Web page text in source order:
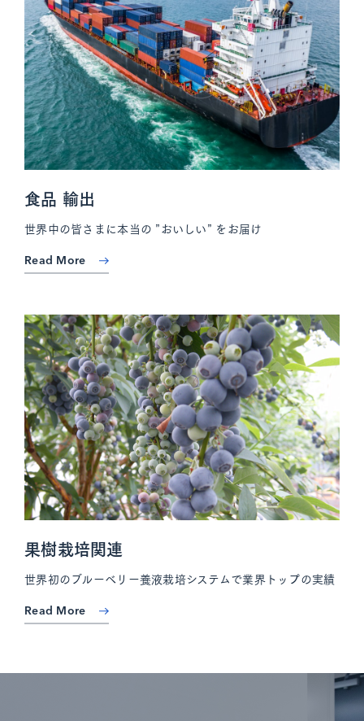
食品 輸出
世界中の皆さまに本当の ”おいしい” をお届け
Read More
果樹栽培関連
世界初のブルーベリー養液栽培システムで業界トップの実績
Read More